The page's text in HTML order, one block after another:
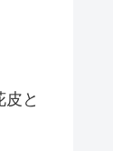
と